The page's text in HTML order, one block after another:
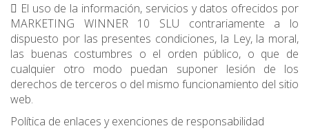
 El uso de la información, servicios y datos ofrecidos por
MARKETING WINNER 10 SLU contrariamente a lo
dispuesto por las presentes condiciones, la Ley, la moral,
las buenas costumbres o el orden público, o que de
cualquier otro modo puedan suponer lesión de los
derechos de terceros o del mismo funcionamiento del sitio
web.
Política de enlaces y exenciones de responsabilidad